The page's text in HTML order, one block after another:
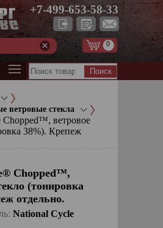
+7-499-653-58-33
0
ветровые стекла
ветровое
38%). Крепеж
Chopped™,
(тонировка
отдельно.
National Cycle